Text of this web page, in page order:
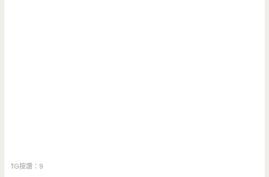
TG按讚：9